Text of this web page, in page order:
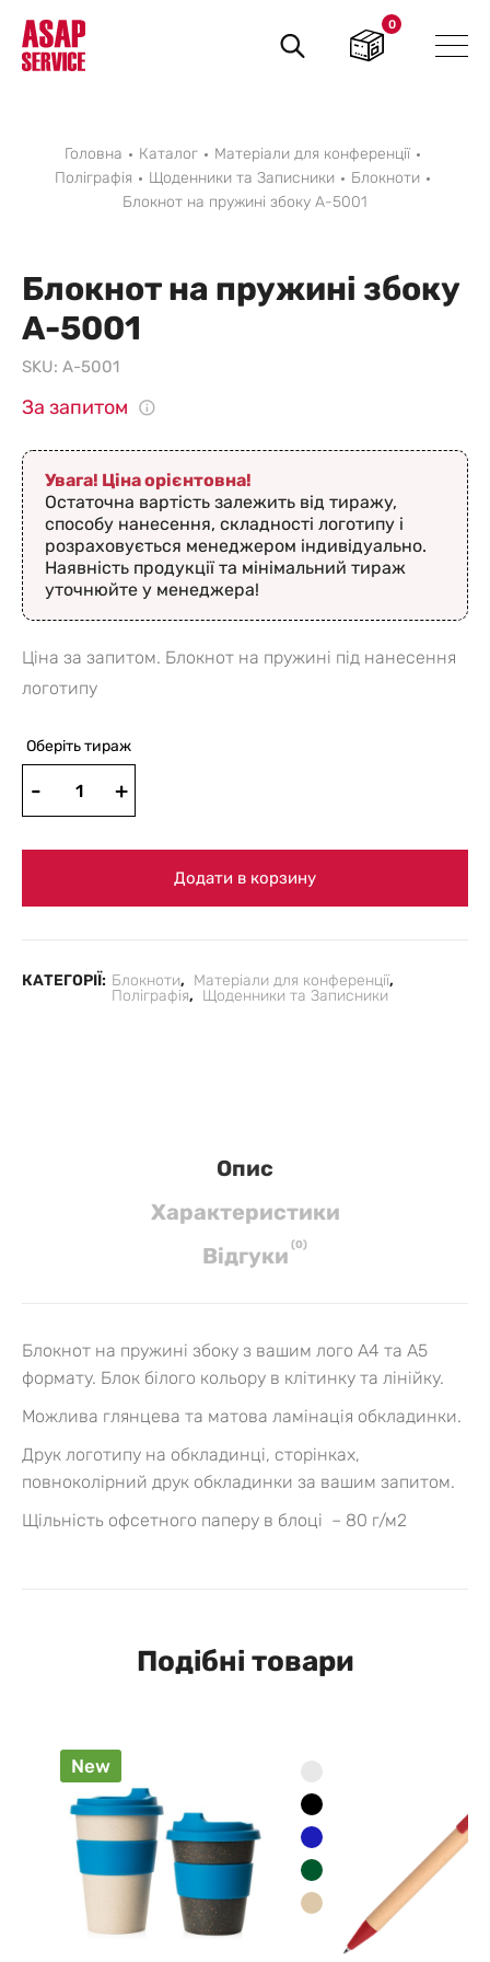
Пошук
товарів
0
Головна Каталог
Матеріали для конференції
Поліграфія
Щоденники та Записники
Блокноти
Блокнот на пружині збоку А-5001
Блокнот на пружині збоку
А-5001
SKU: А-5001
За запитом
Увага! Ціна орієнтовна!
Остаточна вартість залежить від тиражу,
способу нанесення, складності логотипу і
розраховується менеджером індивідуально.
Наявність продукції та мінімальний тираж
уточнюйте у менеджера!
Ціна за запитом. Блокнот на пружині під нанесення
логотипу
Оберіть тираж
Додати в корзину
КАТЕГОРІЇ: Блокноти, Матеріали для конференції,
Поліграфія, Щоденники та Записники
Опис
Характеристики
Вiдгуки (0)
Блокнот на пружині збоку з вашим лого А4 та А5
формату. Блок білого кольору в клітинку та лінійку.
Можлива глянцева та матова ламінація обкладинки.
Друк логотипу на обкладинці, сторінках,
повноколірний друк обкладинки за вашим запитом.
Щільність офсетного паперу в блоці – 80 г/м2
Подібні товари
New